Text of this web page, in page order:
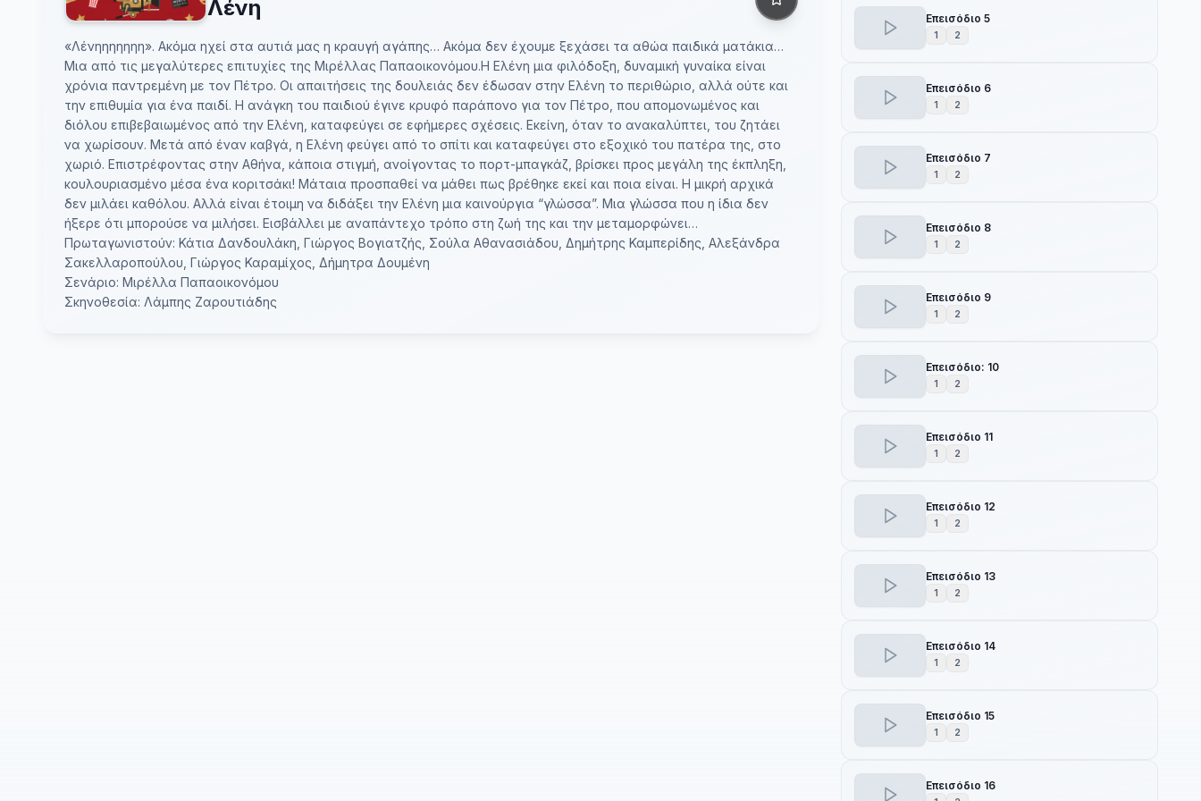
Λένη
«Λένηηηηηηη». Ακόμα ηχεί στα αυτιά μας η κραυγή αγάπης… Ακόμα δεν έχουμε ξεχάσει τα αθώα παιδικά ματάκια…
Μια από τις μεγαλύτερες επιτυχίες της Μιρέλλας Παπαοικονόμου.Η Ελένη μια φιλόδοξη, δυναμική γυναίκα είναι
χρόνια παντρεμένη με τον Πέτρο. Οι απαιτήσεις της δουλειάς δεν έδωσαν στην Ελένη το περιθώριο, αλλά ούτε και
την επιθυμία για ένα παιδί. Η ανάγκη του παιδιού έγινε κρυφό παράπονο για τον Πέτρο, που απομονωμένος και
διόλου επιβεβαιωμένος από την Ελένη, καταφεύγει σε εφήμερες σχέσεις. Εκείνη, όταν το ανακαλύπτει, του ζητάει
να χωρίσουν. Μετά από έναν καβγά, η Ελένη φεύγει από το σπίτι και καταφεύγει στο εξοχικό του πατέρα της, στο
χωριό. Επιστρέφοντας στην Αθήνα, κάποια στιγμή, ανοίγοντας το πορτ-μπαγκάζ, βρίσκει προς μεγάλη της έκπληξη,
κουλουριασμένο μέσα ένα κοριτσάκι! Μάταια προσπαθεί να μάθει πως βρέθηκε εκεί και ποια είναι. Η μικρή αρχικά
δεν μιλάει καθόλου. Αλλά είναι έτοιμη να διδάξει την Ελένη μια καινούργια “γλώσσα”. Μια γλώσσα που η ίδια δεν
ήξερε ότι μπορούσε να μιλήσει. Εισβάλλει με αναπάντεχο τρόπο στη ζωή της και την μεταμορφώνει…
Πρωταγωνιστούν: Κάτια Δανδουλάκη, Γιώργος Βογιατζής, Σούλα Αθανασιάδου, Δημήτρης Καμπερίδης, Αλεξάνδρα
Σακελλαροπούλου, Γιώργος Καραμίχος, Δήμητρα Δουμένη
Σενάριο: Μιρέλλα Παπαοικονόμου
Σκηνοθεσία: Λάμπης Ζαρουτιάδης
Επεισόδιο 5
1 2
Επεισόδιο 6
1 2
Επεισόδιο 7
1 2
Επεισόδιο 8
1 2
Επεισόδιο 9
1 2
Επεισόδιο: 10
1 2
Επεισόδιο 11
1 2
Επεισόδιο 12
1 2
Επεισόδιο 13
1 2
Επεισόδιο 14
1 2
Επεισόδιο 15
1 2
Επεισόδιο 16